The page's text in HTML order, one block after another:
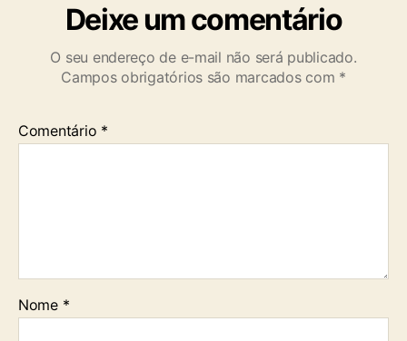
Deixe um comentário
O seu endereço de e-mail não será publicado.
Campos obrigatórios são marcados com *
Comentário *
Nome *